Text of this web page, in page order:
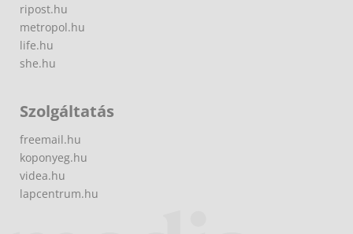
ripost.hu
metropol.hu
life.hu
she.hu
Szolgáltatás
freemail.hu
koponyeg.hu
videa.hu
lapcentrum.hu